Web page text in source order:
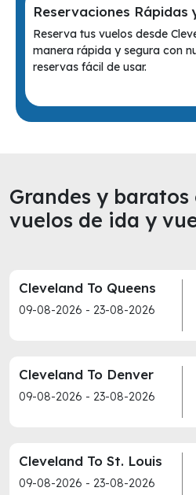
Reservaciones Rápidas
Reserva tus vuelos desde
manera rápida y segura con
reservas fácil de usar.
Grandes y
vuelos de ida y
Cleveland To Queens
09-08-2026 - 23-08-2026
Cleveland To Denver
09-08-2026 - 23-08-2026
Cleveland To St. Louis
09-08-2026 - 23-08-2026